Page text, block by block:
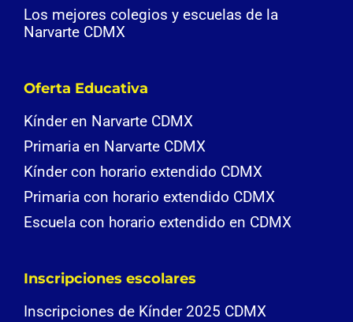
Los mejores colegios y escuelas de la
Narvarte CDMX
Oferta Educativa
Kínder en Narvarte CDMX
Primaria en Narvarte CDMX
Kínder con horario extendido CDMX
Primaria con horario extendido CDMX
Escuela con horario extendido en CDMX
Inscripciones escolares
Inscripciones de Kínder 2025 CDMX